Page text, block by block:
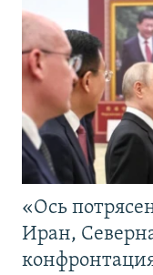
«Ось
Иран,